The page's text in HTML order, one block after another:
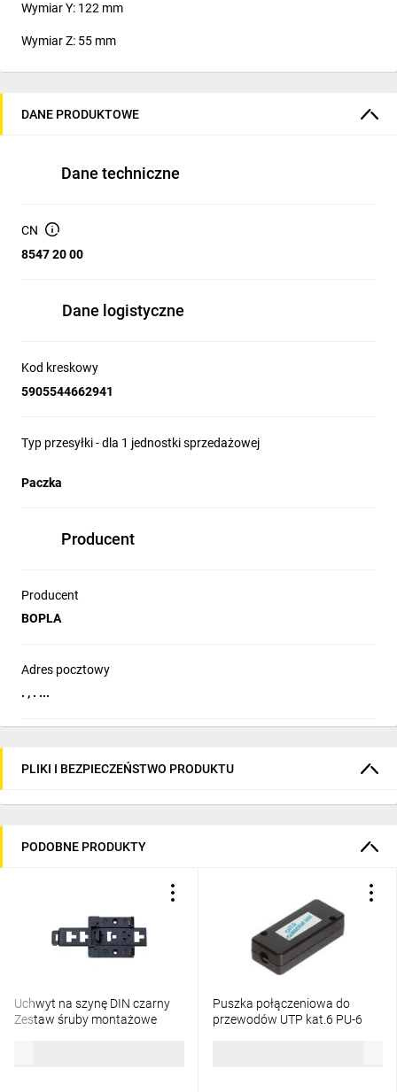
Wymiar Y: 122 mm
Wymiar Z: 55 mm
DANE PRODUKTOWE
Dane techniczne
CN
8547 20 00
Dane logistyczne
Kod kreskowy
5905544662941
Typ przesyłki - dla 1 jednostki sprzedażowej
Paczka
Producent
Producent
BOPLA
Adres pocztowy
. , . ...
PLIKI I BEZPIECZEŃSTWO PRODUKTU
PODOBNE PRODUKTY
Uchwyt na szynę DIN czarny
Zestaw śruby montażowe
Puszka połączeniowa do
przewodów UTP kat.6 PU-6